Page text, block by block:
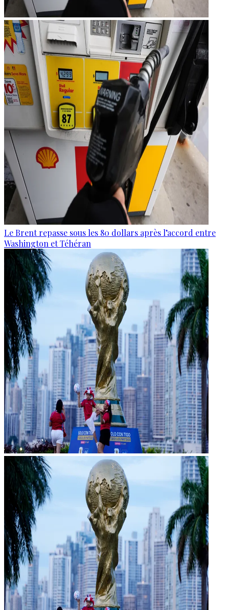
Le Brent repasse sous les 80 dollars après l’accord entre
Washington et Téhéran